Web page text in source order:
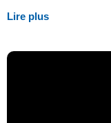
Lire plus